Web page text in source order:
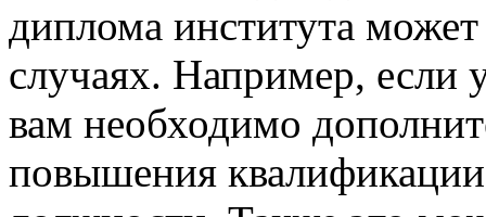
диплома института
случаях. Например, если
вам необходимо
повышения